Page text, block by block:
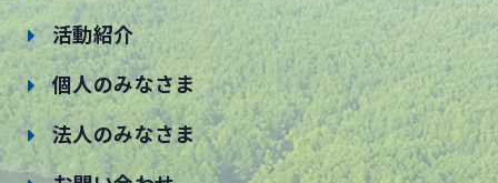
活動紹介
個人のみなさま
法人のみなさま